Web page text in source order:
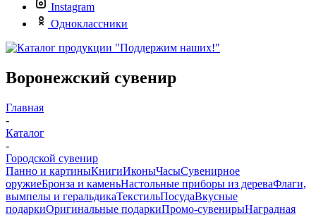
Instagram
Одноклассники
Воронежский сувенир
Главная
-
Каталог
-
Городской сувенир
Панно и картиныКнигиИконыЧасыСувенирное
оружиеБронза и каменьНастольные приборы из дереваФлаги,
вымпелы и геральдикаТекстильПосудаВкусные
подаркиОригинальные подаркиПромо-сувенирыНаградная